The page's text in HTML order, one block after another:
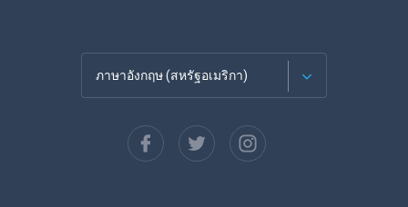
ภาษาอังกฤษ (สหรัฐอเมริกา)
Español